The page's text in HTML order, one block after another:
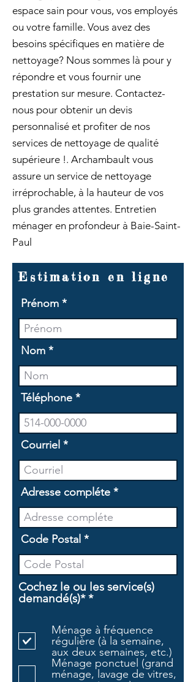
espace sain pour vous, vos employés
ou votre famille. Vous avez des
besoins spécifiques en matière de
nettoyage? Nous sommes là pour y
répondre et vous fournir une
prestation sur mesure. Contactez-
nous pour obtenir un devis
personnalisé et profiter de nos
services de nettoyage de qualité
supérieure !. Archambault vous
assure un service de nettoyage
irréprochable, à la hauteur de vos
plus grandes attentes. Entretien
ménager en profondeur à Baie-Saint-
Paul
Estimation en ligne
Prénom
Nom
Téléphone
Courriel
Adresse compléte
Code Postal
Cochez le ou les service(s)
demandé(s)* *O
g
a
t
Ménage à fréquence
régulière (à la semaine,
aux deux semaines, etc.)
Ménage ponctuel (grand
ménage, lavage de vitres,